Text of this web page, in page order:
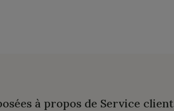
à propos de Service client